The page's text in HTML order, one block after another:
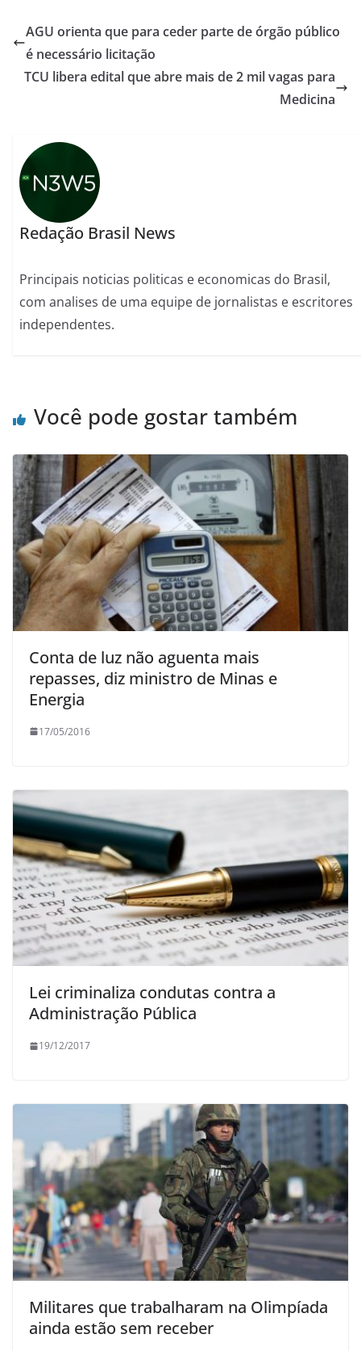
AGU orienta que para ceder parte de órgão público
é necessário licitação
TCU libera edital que abre mais de 2 mil vagas para
Medicina
Redação Brasil News
Principais noticias politicas e economicas do Brasil,
com analises de uma equipe de jornalistas e escritores
independentes.
Você pode gostar também
Conta de luz não aguenta mais
repasses, diz ministro de Minas e
Energia
17/05/2016
Lei criminaliza condutas contra a
Administração Pública
19/12/2017
Militares que trabalharam na Olimpíada
ainda estão sem receber